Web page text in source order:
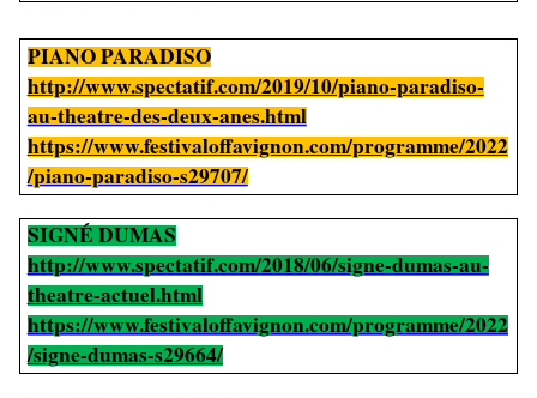
PIANO PARADISO
http://www.spectatif.com/2019/10/piano-paradiso-
au-theatre-des-deux-anes.html
https://www.festivaloffavignon.com/programme/2022
/piano-paradiso-s29707/
SIGNÉ DUMAS
http://www.spectatif.com/2018/06/signe-dumas-au-
theatre-actuel.html
https://www.festivaloffavignon.com/programme/2022
/signe-dumas-s29664/